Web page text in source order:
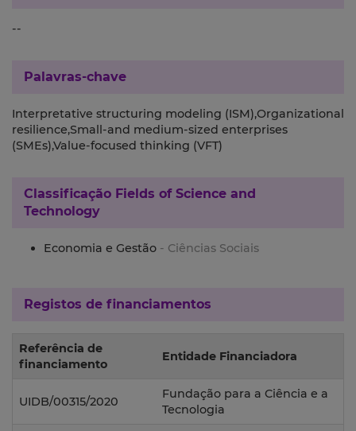
--
Palavras-chave
Interpretative structuring modeling (ISM),Organizational
resilience,Small-and medium-sized enterprises
(SMEs),Value-focused thinking (VFT)
Classificação Fields of Science and
Technology
Economia e Gestão - Ciências Sociais
Registos de financiamentos
Referência de
financiamento
Entidade Financiadora
UIDB/00315/2020
Fundação para a Ciência e a
Tecnologia